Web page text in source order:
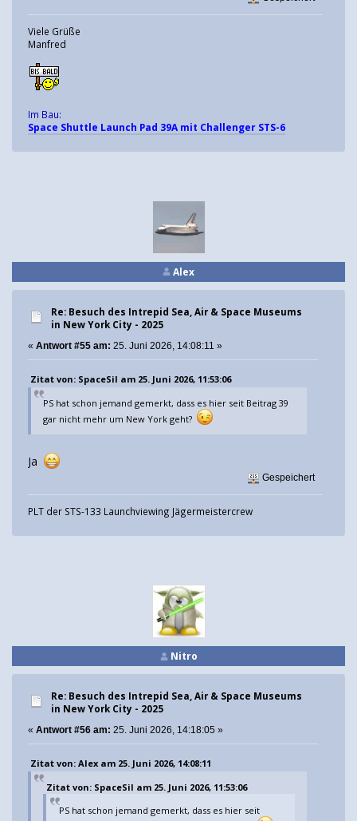
Viele Grüße
Manfred
Im Bau:
Space Shuttle Launch Pad 39A mit Challenger STS-6
Alex
Re: Besuch des Intrepid Sea, Air & Space Museums
in New York City - 2025
« Antwort #55 am: 25. Juni 2026, 14:08:11 »
Zitat von: SpaceSil am 25. Juni 2026, 11:53:06
PS hat schon jemand gemerkt, dass es hier seit Beitrag 39
gar nicht mehr um New York geht?
Ja
Gespeichert
PLT der STS-133 Launchviewing Jägermeistercrew
Nitro
Re: Besuch des Intrepid Sea, Air & Space Museums
in New York City - 2025
« Antwort #56 am: 25. Juni 2026, 14:18:05 »
Zitat von: Alex am 25. Juni 2026, 14:08:11
Zitat von: SpaceSil am 25. Juni 2026, 11:53:06
PS hat schon jemand gemerkt, dass es hier seit